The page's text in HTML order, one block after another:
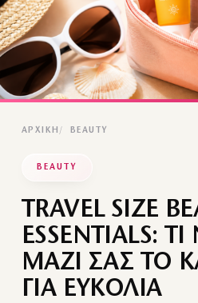
ΑΡΧΙΚΉ BEAUTY
BEAUTY
TRAVEL SIZE
ESSENTIALS:
ΜΑΖΙ ΣΑΣ ΤΟ
ΓΙΑ ΕΥΚΟΛΙΑ